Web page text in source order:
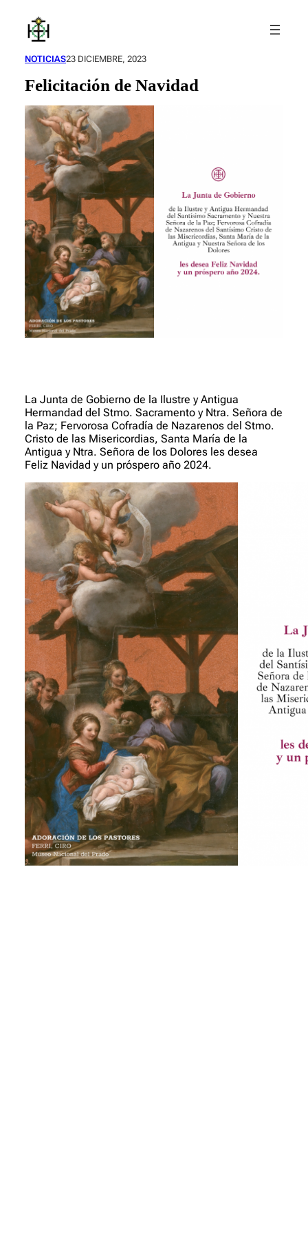
contenido
NOTICIAS23 DICIEMBRE, 2023
Felicitación de Navidad
La Junta de Gobierno de la Ilustre y Antigua
Hermandad del Stmo. Sacramento y Ntra. Señora de
la Paz; Fervorosa Cofradía de Nazarenos del Stmo.
Cristo de las Misericordias, Santa María de la
Antigua y Ntra. Señora de los Dolores les desea
Feliz Navidad y un próspero año 2024.